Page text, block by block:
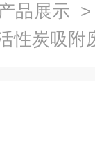
品展示
性炭吸附